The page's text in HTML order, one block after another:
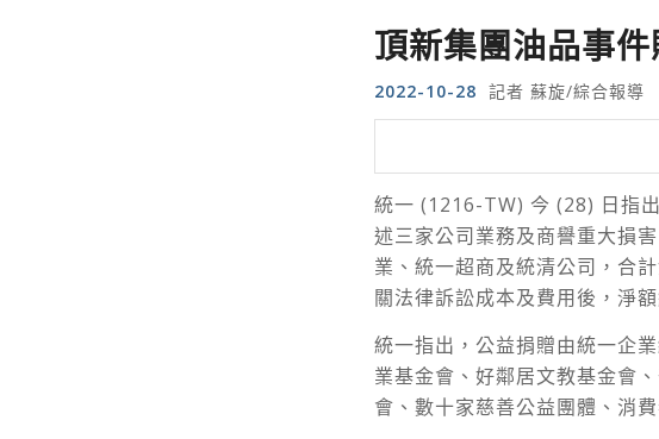
頂新集團油品事
2022-10-28 記者 蘇旋/綜合報導
統一 (1216-TW) 今 (28) 日指
述三家公司業務及商譽重大損
業、統一超商及統清公司，合
關法律訴訟成本及費用後，淨
統一指出，公益捐贈由統一企
業基金會、好鄰居文教基金會
會、數十家慈善公益團體、消